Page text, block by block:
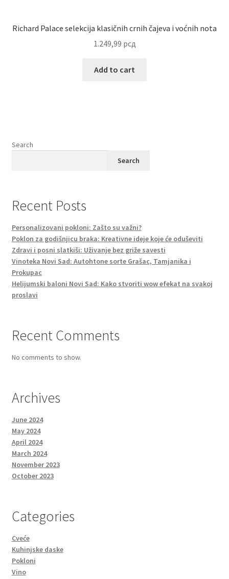
Richard Palace selekcija klasičnih crnih čajeva i voćnih nota
1.249,99 рсд
Add to cart
Search
Search
Recent Posts
Personalizovani pokloni: Zašto su važni?
Poklon za godišnjicu braka: Kreativne ideje koje će oduševiti
Zdravi i posni slatkiši: Uživanje bez griže savesti
Vinoteka Novi Sad: Autohtone sorte Grašac, Tamjanika i
Prokupac
Helijumski baloni Novi Sad: Kako stvoriti wow efekat na svakoj
proslavi
Recent Comments
No comments to show.
Archives
June 2024
May 2024
April 2024
March 2024
November 2023
October 2023
Categories
Cveće
Kuhinjske daske
Pokloni
Vino